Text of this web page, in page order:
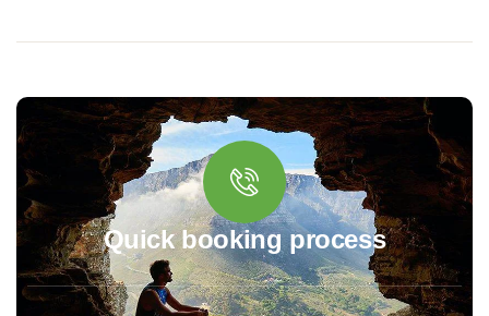
Quick booking process